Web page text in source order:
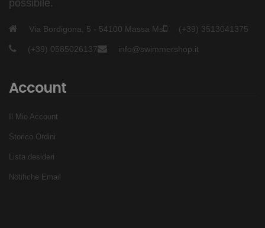
possibile.
Via Bordigona, 5 - 54100 Massa Ms (+39) 3513041375
(+39) 0585026137 info@swimmershop.it
Account
Il Mio Account
Storico Ordini
Lista desideri
Notifiche Email